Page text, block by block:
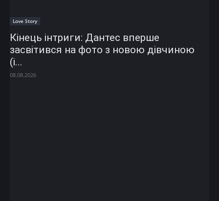
Love Story
Кінець інтриги: Дантес вперше
засвітився на фото з новою дівчиною
(і...
08.08.2026